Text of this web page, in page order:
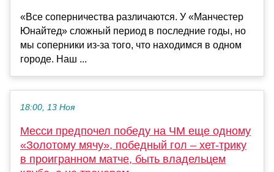
«Все соперничества различаются. У «Манчестер
Юнайтед» сложный период в последние годы, но
мы соперники из-за того, что находимся в одном
городе. Наш ...
18:00, 13 Ноя
Месси предпочел победу на ЧМ еще одному
«Золотому мячу», победный гол – хет-трику
в проигранном матче, быть владельцем